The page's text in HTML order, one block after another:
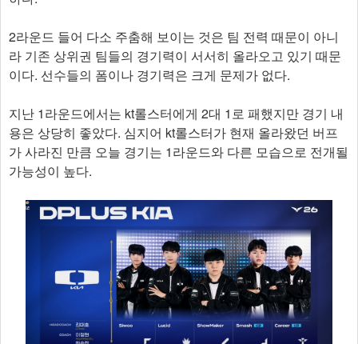
2라운드 들어 다소 주춤해 보이는 것은 팀 전력 때문이 아니
라 기존 상위권 팀들의 경기력이 서서히 올라오고 있기 때문
이다. 선수들의 폼이나 경기력은 크게 문제가 없다.
지난 1라운드에서는 kt롤스터에게 2대 1로 패했지만 경기 내
용은 상당히 좋았다. 심지어 kt롤스터가 현재 올라왔던 버프
가 사라진 만큼 오늘 경기는 1라운드와 다른 모습으로 전개될
가능성이 높다.